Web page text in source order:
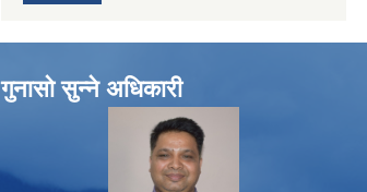
गुनासो सुन्ने अधिकारी